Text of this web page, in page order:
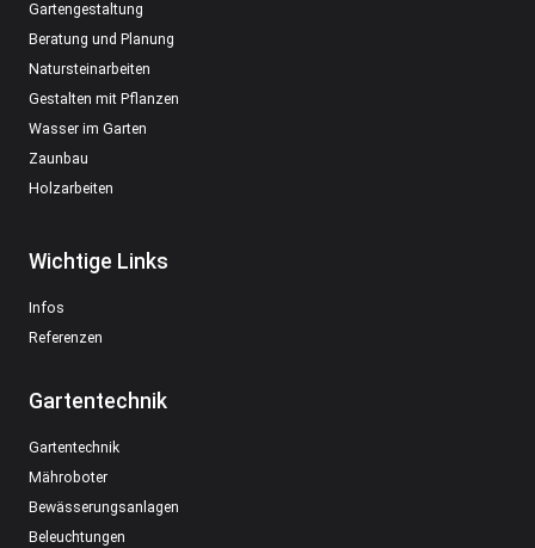
Gartengestaltung
Beratung und Planung
Natursteinarbeiten
Gestalten mit Pflanzen
Wasser im Garten
Zaunbau
Holzarbeiten
Wichtige Links
Infos
Referenzen
Gartentechnik
Gartentechnik
Mähroboter
Bewässerungsanlagen
Beleuchtungen